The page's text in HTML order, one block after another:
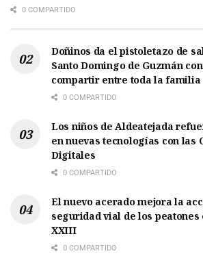
0 COMPARTIDO
Doñinos da el pistoletazo de
Santo Domingo de Guzmán
compartir entre toda la familia
0 COMPARTIDO
Los niños de Aldeatejada
en nuevas tecnologías con las
Digitales
0 COMPARTIDO
El nuevo acerado mejora la
seguridad vial de los peatones
XXIII
0 COMPARTIDO